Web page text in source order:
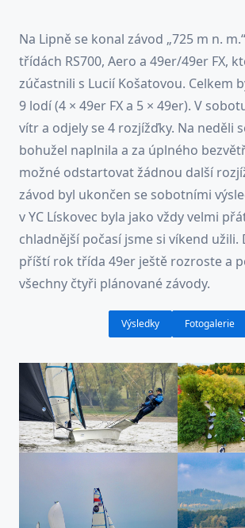
Na Lipně se konal závod „725 m n.
třídách RS700, Aero a 49er/49er FX,
zúčastnili s Lucií Košatovou. Celkem
9 lodí (4 × 49er FX a 5 × 49er). V
vítr a odjely se 4 rozjížďky. Na neděli
bohužel naplnila a za úplného
možné odstartovat žádnou další
závod byl ukončen se sobotními
v YC Lískovec byla jako vždy velmi
chladnější počasí jsme si víkend užili.
příští rok třída 49er ještě rozroste a
všechny čtyři plánované závody.
Výsledky Fotogalerie